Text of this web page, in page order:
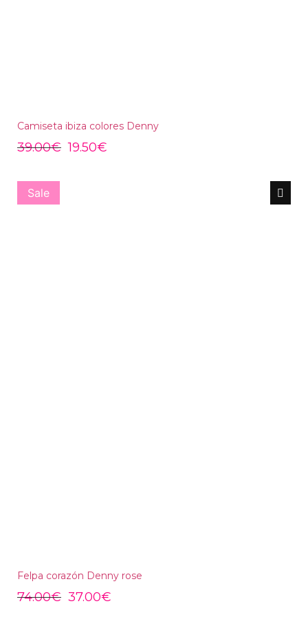
Camiseta ibiza colores Denny
39.00€ 19.50€
Sale
Felpa corazón Denny rose
74.00€ 37.00€